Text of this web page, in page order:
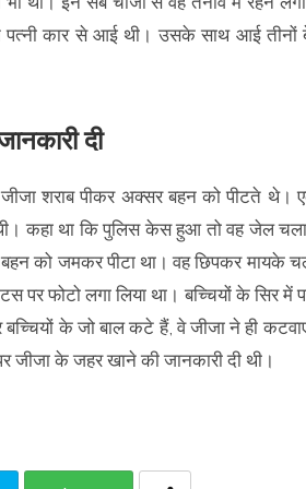
पत्नी कार से आई थी। उसके साथ आई तीनों
दी
शराब पीकर अक्सर बहन को पीटते थे।
कहा था कि पुलिस केस हुआ तो वह जेल चला
बहन को जमकर पीटा था। वह छिपकर मायके
पर फोटो लगा लिया था। बच्चियों के सिर
के जो बाल कटे हैं, वे जीजा ने ही
जीजा के जहर खाने की जानकारी दी थी।